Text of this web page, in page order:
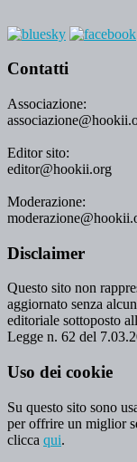
Contatti
Associazione:
Editor sito:
editor@hookii.org
Moderazione:
Disclaimer
Questo sito non
aggiornato senza
editoriale sottoposto
Legge n. 62 del
Uso dei cookie
Su questo sito sono
per offrire un miglior
clicca qui.